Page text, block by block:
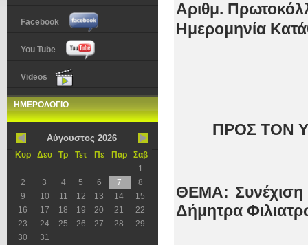
Facebook
You Tube
Videos
ΗΜΕΡΟΛΟΓΙΟ
Αύγουστος 2026
Κυρ Δευ Τρ Τετ Πε Παρ
Σαβ
1
2
3 4 5 6 7
8
9
10 11 12 13 14
15
16
17 18 19 20 21
22
23
24 25 26 27 28
29
30
31
Αριθμ.
Ημερομηνία
ΠΡΟΣ ΤΟN
ΘΕΜΑ: Συνέχιση
Δήμητρα